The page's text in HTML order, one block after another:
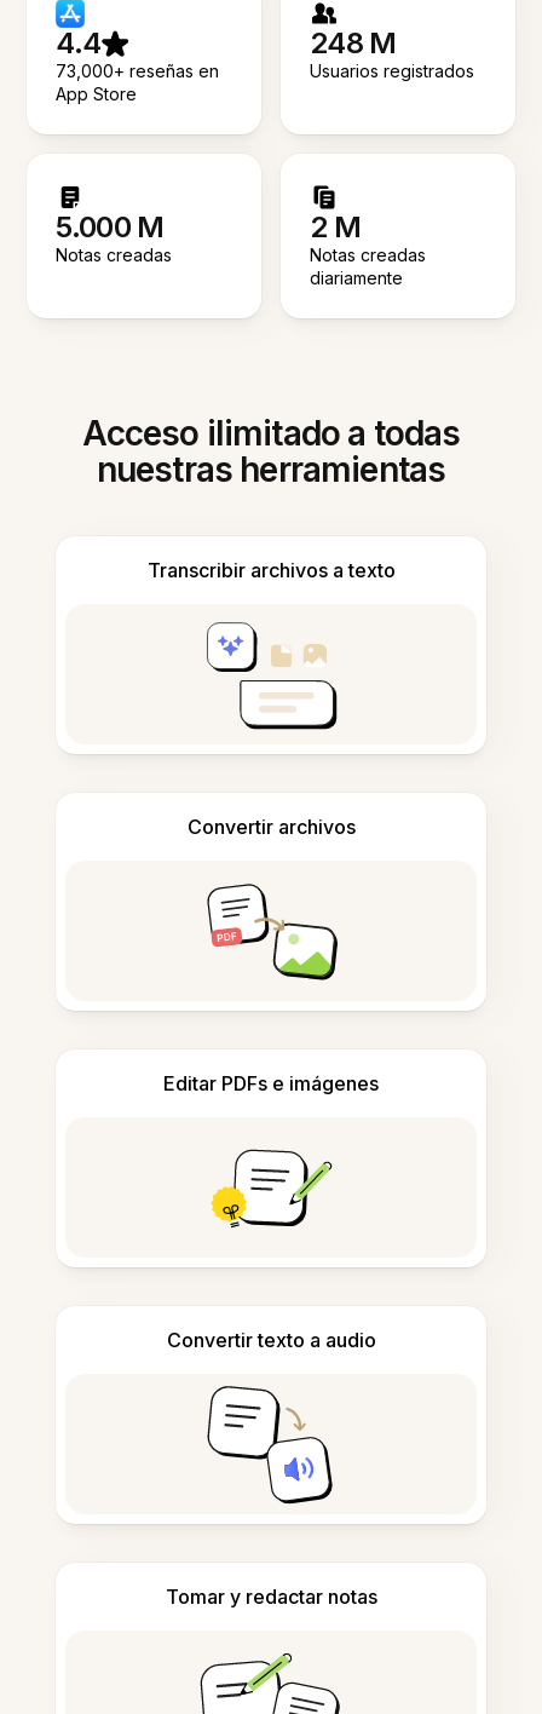
4.4
73,000+ reseñas en
App Store
248 M
Usuarios registrados
5.000 M
Notas creadas
2 M
Notas creadas
diariamente
Acceso ilimitado a todas
nuestras herramientas
Transcribir archivos a texto
Convertir archivos
Editar PDFs e imágenes
Convertir texto a audio
Tomar y redactar notas